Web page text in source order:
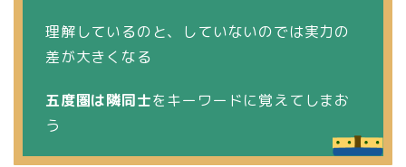
理解しているのと、していないのでは実力の
差が大きくなる
五度圏は隣同士をキーワードに覚えてしまお
う